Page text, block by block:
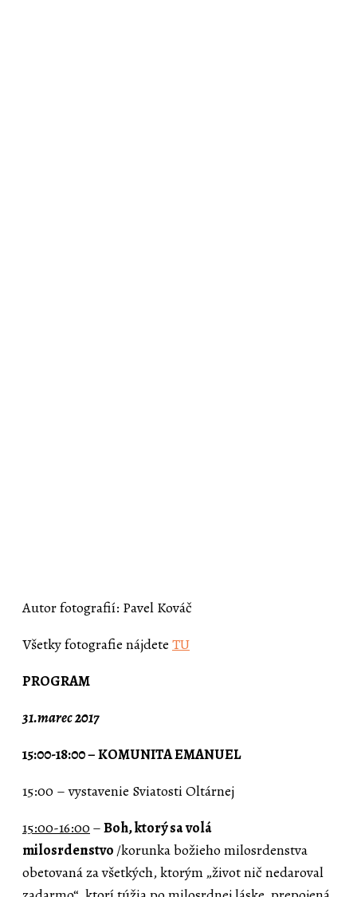
Autor fotografií: Pavel Kováč
Všetky fotografie nájdete TU
PROGRAM
31.marec 2017
15:00-18:00 – KOMUNITA EMANUEL
15:00 – vystavenie Sviatosti Oltárnej
15:00-16:00 –Boh, ktorý sa volá
milosrdenstvo /korunka božieho milosrdenstva
obetovaná za všetkých, ktorým „život nič nedaroval